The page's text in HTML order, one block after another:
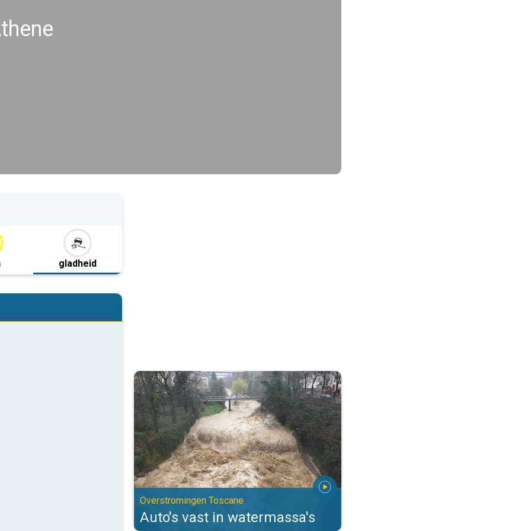
gladheid
Auto's vast in watermassa's. Overstromingen Toscane. . .
Overstromingen Toscane
Auto's vast in watermassa's